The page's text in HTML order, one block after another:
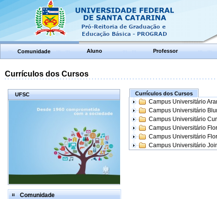
Comunidade Aluno Professor
Currículos dos Cursos
UFSC
Comunidade
Currículos dos Cursos
Campus Universitário
Campus Universitário
Campus Universitário
Campus Universitário
Campus Universitário
Campus Universitário